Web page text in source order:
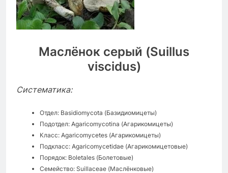
Маслёнок серый (Suillus
viscidus)
Систематика:
Отдел: Basidiomycota (Базидиомицеты)
Подотдел: Agaricomycotina (Агарикомицеты)
Класс: Agaricomycetes (Агарикомицеты)
Подкласс: Agaricomycetidae (Агарикомицетовые)
Порядок: Boletales (Болетовые)
Cемейство: Suillaceae (Маслёнковые)